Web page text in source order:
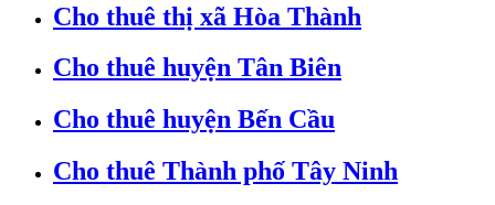
Cho thuê thị xã Hòa Thành
Cho thuê huyện Tân Biên
Cho thuê huyện Bến Cầu
Cho thuê Thành phố Tây Ninh